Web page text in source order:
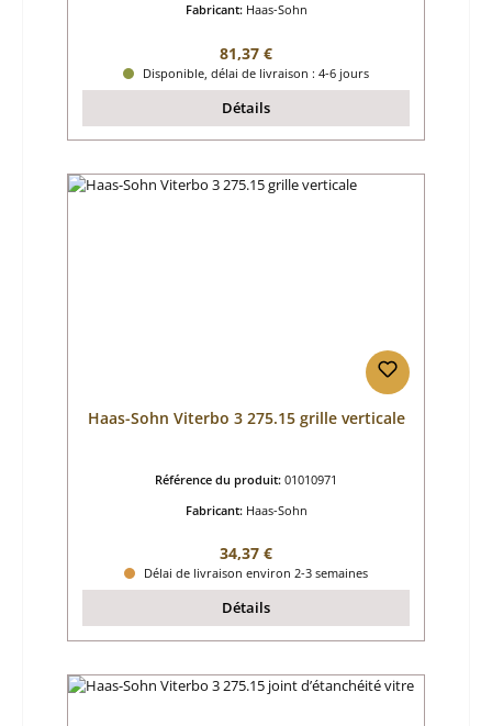
Fabricant: Haas-Sohn
Prix régulier :
81,37 €
Disponible, délai de livraison : 4-6 jours
Détails
Haas-Sohn Viterbo 3 275.15 grille verticale
Référence du produit: 01010971
Fabricant: Haas-Sohn
Prix régulier :
34,37 €
Délai de livraison environ 2-3 semaines
Détails